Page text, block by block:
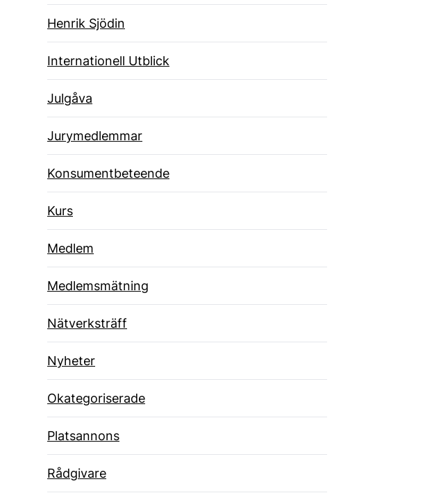
Henrik Sjödin
Internationell Utblick
Julgåva
Jurymedlemmar
Konsumentbeteende
Kurs
Medlem
Medlemsmätning
Nätverksträff
Nyheter
Okategoriserade
Platsannons
Rådgivare